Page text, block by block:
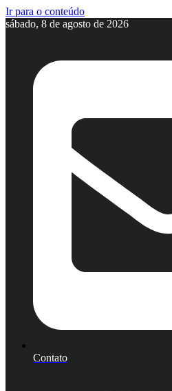
Ir para o conteúdo
sábado, 8 de agosto de 2026
Contato